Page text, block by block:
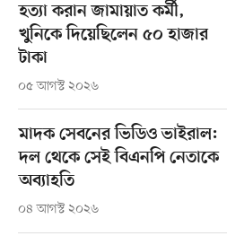
হত্যা করান জামায়াত কর্মী,
খুনিকে দিয়েছিলেন ৫০ হাজার
টাকা
০৫ আগস্ট ২০২৬
মাদক সেবনের ভিডিও ভাইরাল:
দল থেকে সেই বিএনপি নেতাকে
অব্যাহতি
০৪ আগস্ট ২০২৬